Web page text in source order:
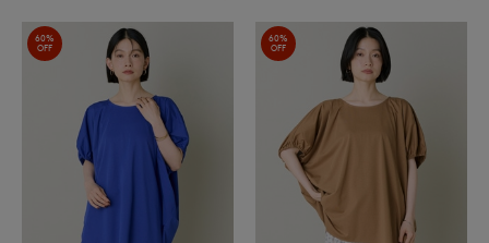
60%
OFF
60%
OFF